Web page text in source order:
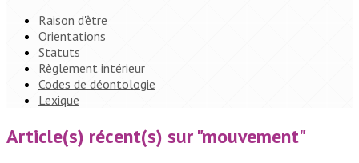
Raison d'être
Orientations
Statuts
Règlement intérieur
Codes de déontologie
Lexique
Article(s) récent(s) sur "mouvement"